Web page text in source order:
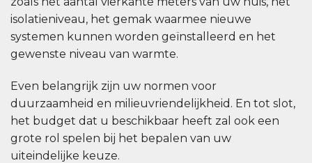
isolatieniveau, het gemak waarmee nieuwe
systemen kunnen worden geïnstalleerd en het
gewenste niveau van warmte.
Even belangrijk zijn uw normen voor
duurzaamheid en milieuvriendelijkheid. En tot slot,
het budget dat u beschikbaar heeft zal ook een
grote rol spelen bij het bepalen van uw
uiteindelijke keuze.